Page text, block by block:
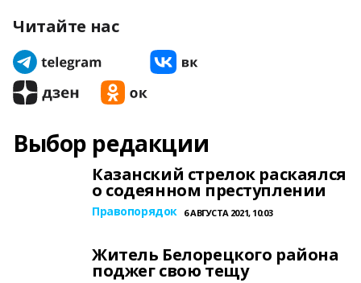
Читайте нас
Выбор редакции
Казанский стрелок раскаялся
о содеянном преступлении
Правопорядок 6 АВГУСТА 2021, 10:03
Житель Белорецкого района
поджег свою тещу